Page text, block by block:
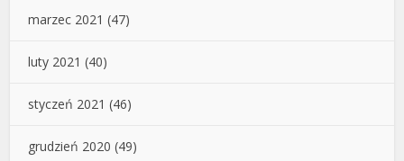
marzec 2021 (47)
luty 2021 (40)
styczeń 2021 (46)
grudzień 2020 (49)